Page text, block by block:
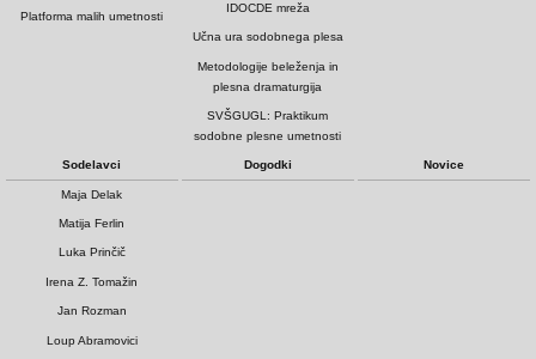
Platforma malih umetnosti
IDOCDE mreža
Učna ura sodobnega plesa
Metodologije beleženja in
plesna dramaturgija
SVŠGUGL: Praktikum
sodobne plesne umetnosti
Sodelavci
Maja Delak
Matija Ferlin
Luka Prinčič
Irena Z. Tomažin
Jan Rozman
Loup Abramovici
Dogodki Novice